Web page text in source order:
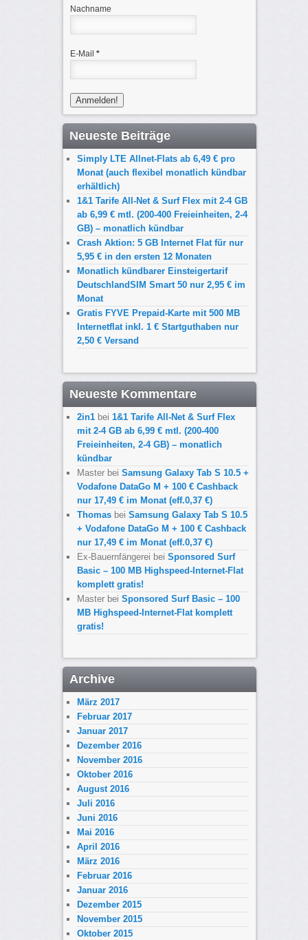
Nachname
E-Mail *
Neueste Beiträge
Simply LTE Allnet-Flats ab 6,49 € pro
Monat (auch flexibel monatlich kündbar
erhältlich)
1&1 Tarife All-Net & Surf Flex mit 2-4 GB
ab 6,99 € mtl. (200-400 Freieinheiten, 2-4
GB) – monatlich kündbar
Crash Aktion: 5 GB Internet Flat für nur
5,95 € in den ersten 12 Monaten
Monatlich kündbarer Einsteigertarif
DeutschlandSIM Smart 50 nur 2,95 € im
Monat
Gratis FYVE Prepaid-Karte mit 500 MB
Internetflat inkl. 1 € Startguthaben nur
2,50 € Versand
Neueste Kommentare
2in1bei 1&1 Tarife All-Net & Surf Flex
mit 2-4 GB ab 6,99 € mtl. (200-400
Freieinheiten, 2-4 GB) – monatlich
kündbar
Masterbei Samsung Galaxy Tab S 10.5 +
Vodafone DataGo M + 100 € Cashback
nur 17,49 € im Monat (eff.0,37 €)
Thomasbei Samsung Galaxy Tab S 10.5
+ Vodafone DataGo M + 100 € Cashback
nur 17,49 € im Monat (eff.0,37 €)
Ex-Bauernfängerei bei Sponsored Surf
Basic – 100 MB Highspeed-Internet-Flat
komplett gratis!
Masterbei Sponsored Surf Basic – 100
MB Highspeed-Internet-Flat komplett
gratis!
Archive
März 2017
Februar 2017
Januar 2017
Dezember 2016
November 2016
Oktober 2016
August 2016
Juli 2016
Juni 2016
Mai 2016
April 2016
März 2016
Februar 2016
Januar 2016
Dezember 2015
November 2015
Oktober 2015